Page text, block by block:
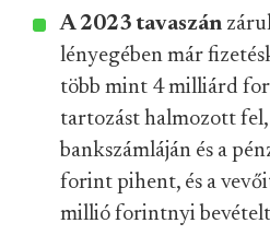
A 2023 tavaszán
lényegében már
több mint 4 milliárd
tartozást halmozott
bankszámláján és a
forint pihent, és a
millió forintnyi